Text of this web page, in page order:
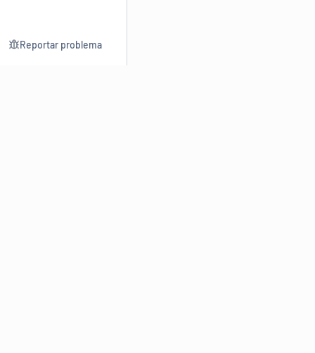
Reportar problema